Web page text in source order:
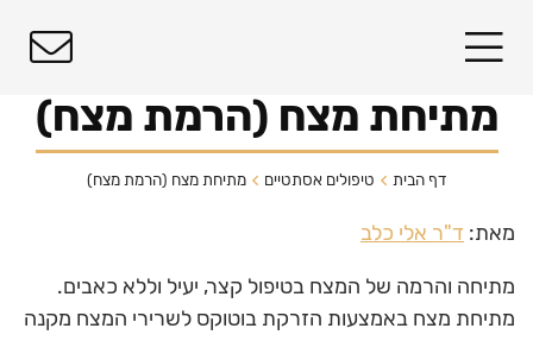
מתיחת מצח (הרמת מצח)
דף הבית טיפולים אסתטיים מתיחת מצח (הרמת מצח)
מאת: ד"ר אלי כלב
מתיחה והרמה של המצח בטיפול קצר, יעיל וללא כאבים.
מתיחת מצח באמצעות הזרקת בוטוקס לשרירי המצח מקנה